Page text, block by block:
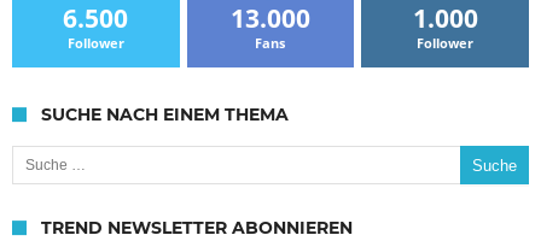
6.500
Follower
13.000
Fans
1.000
Follower
SUCHE NACH EINEM THEMA
Suche nach:
TREND NEWSLETTER ABONNIEREN